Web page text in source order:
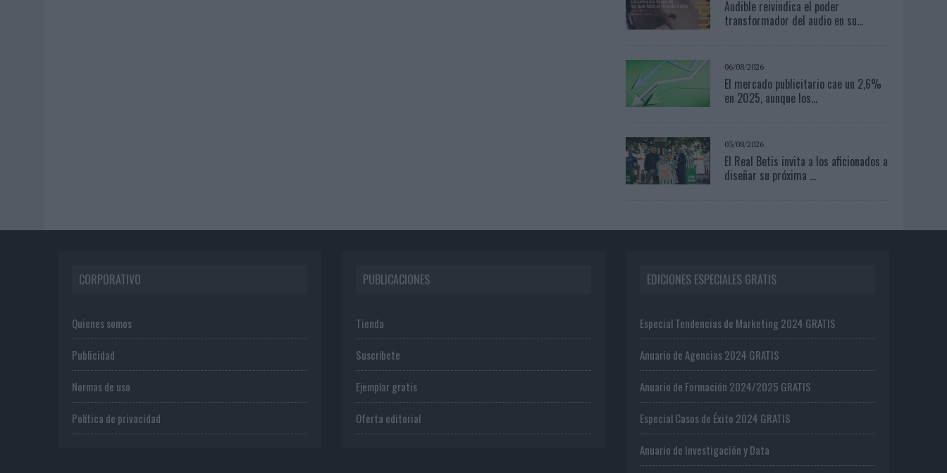
Audible reivindica el poder
transformador del audio en su...
06/08/2026
El mercado publicitario cae un 2,6%
en 2025, aunque los...
03/08/2026
El Real Betis invita a los aficionados a
diseñar su próxima ...
CORPORATIVO
Quienes somos
Publicidad
Normas de uso
Política de privacidad
PUBLICACIONES
Tienda
Suscríbete
Ejemplar gratis
Oferta editorial
EDICIONES ESPECIALES GRATIS
Especial Tendencias de Marketing 2024 GRATIS
Anuario de Agencias 2024 GRATIS
Anuario de Formación 2024/2025 GRATIS
Especial Casos de Éxito 2024 GRATIS
Anuario de Investigación y Data